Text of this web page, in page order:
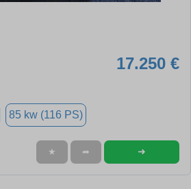
17.250 €
85 kw (116 PS)
★ ➦ ➜